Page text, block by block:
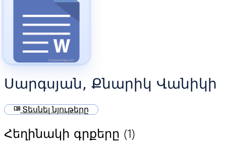
Սարգսյան, Քնարիկ Վանիկի
menu_book Տեսնել նյութերը
Հեղինակի գրքերը (1)